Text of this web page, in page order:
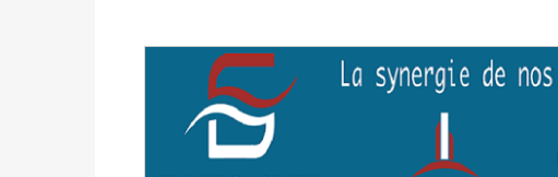
Centralisation des Votes (CACV) à une prestation de
formation
Politique Candidats : désignez vos représentants